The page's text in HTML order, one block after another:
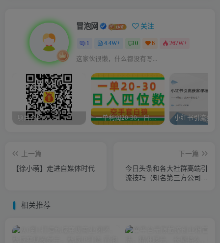
冒泡网 关注
1 4.4W+ 0 6 267W+
这家伙很懒，什么都没有写...
项目合作 一单利润20-30，日入四位数，空手套白狼，只要做就能赚，简单无套路
上一篇
【徐小萌】走进自媒体时代
下一篇
今日头条和各大社群高端引
流技巧（知名第三方公司价
相关推荐